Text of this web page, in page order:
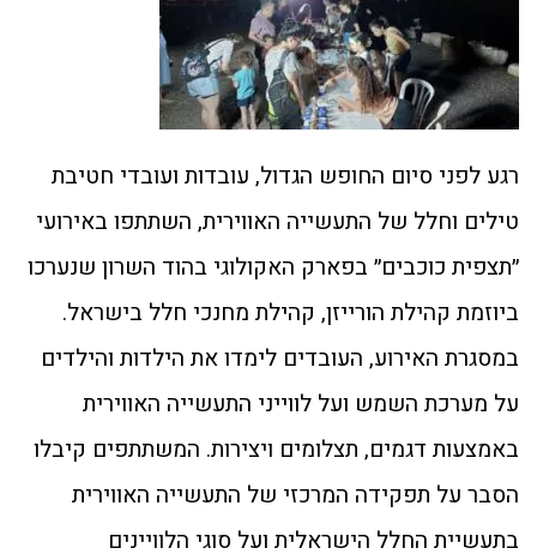
רגע לפני סיום החופש הגדול, עובדות ועובדי חטיבת
טילים וחלל של התעשייה האווירית, השתתפו באירועי
״תצפית כוכבים״ בפארק האקולוגי בהוד השרון שנערכו
ביוזמת קהילת הורייזן, קהילת מחנכי חלל בישראל.
במסגרת האירוע, העובדים לימדו את הילדות והילדים
על מערכת השמש ועל לווייני התעשייה האווירית
באמצעות דגמים, תצלומים ויצירות. המשתתפים קיבלו
הסבר על תפקידה המרכזי של התעשייה האווירית
בתעשיית החלל הישראלית ועל סוגי הלוויינים